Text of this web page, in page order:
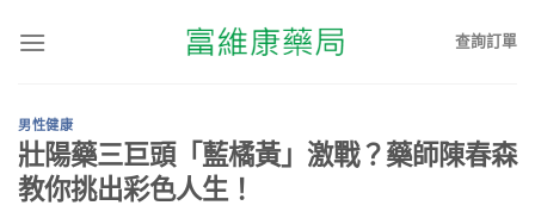
查詢訂單
男性健康
壯陽藥三巨頭「藍橘黃」激戰？藥師陳春森
教你挑出彩色人生！